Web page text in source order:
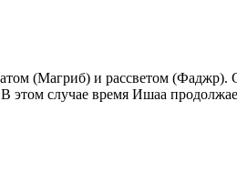
(Магриб) и рассветом (Фаджр).
этом случае время Ишаа